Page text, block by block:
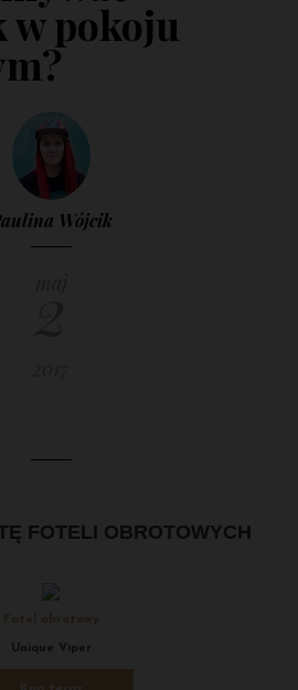
w pokoju
Wójcik
FOTELI OBROTOWYCH
Unique Viper